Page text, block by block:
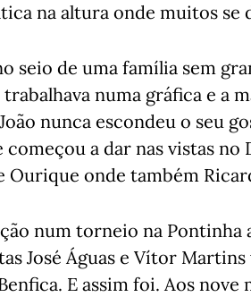
na altura onde muitos se
seio de uma família sem
numa gráfica e a
nunca escondeu o seu
começou a dar nas vistas
Ourique onde também
num torneio na Pontinha
José Águas e Vítor
E assim foi. Aos